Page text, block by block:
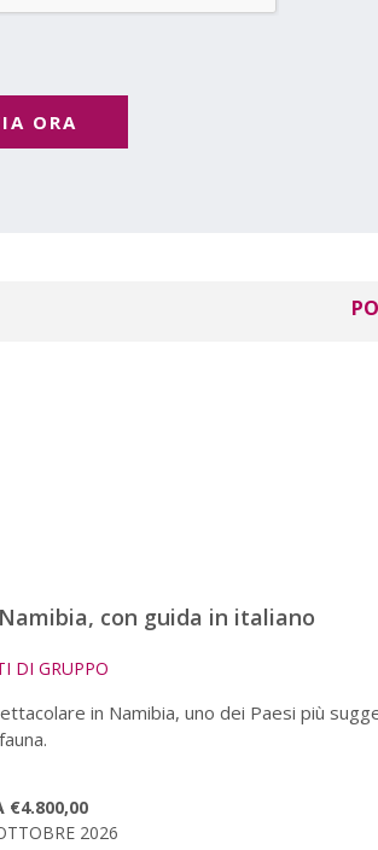
ORA
con guida in italiano
DI GRUPPO
in Namibia, uno dei Paesi più
€4.800,00
2026